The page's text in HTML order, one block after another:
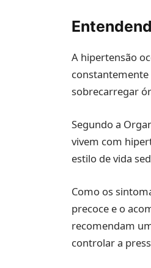
A hipertensão
constantemente
sobrecarregar
Segundo a
vivem com
estilo de vida
Como os
precoce e o
recomendam
controlar a